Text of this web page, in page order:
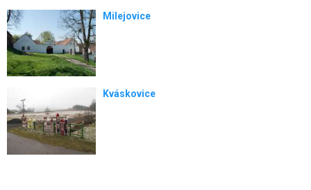
Milejovice
Kváskovice